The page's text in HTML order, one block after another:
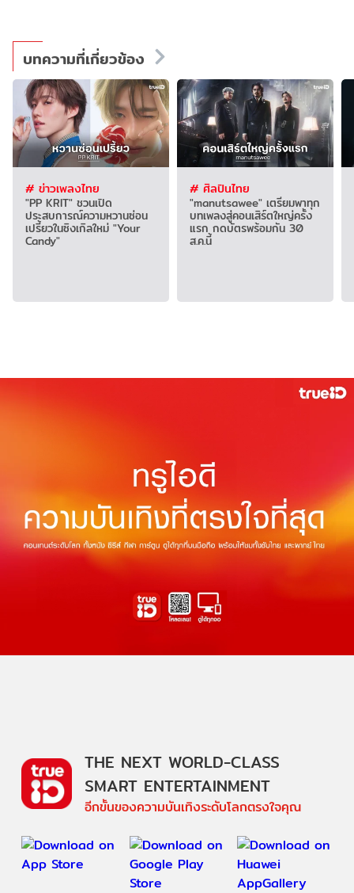
บทความที่เกี่ยวข้อง
# ข่าวเพลงไทย
"PP KRIT" ชวนเปิด
ประสบการณ์ความหวานซ่อน
เปรี้ยวในซิงเกิลใหม่ "Your
Candy"
# ศิลปินไทย
"manutsawee" เตรียมพาทุก
บทเพลงสู่คอนเสิร์ตใหญ่ครั้ง
แรก กดบัตรพร้อมกัน 30
ส.ค.นี้
THE NEXT WORLD-CLASS
SMART ENTERTAINMENT
อีกขั้นของความบันเทิงระดับโลกตรงใจคุณ